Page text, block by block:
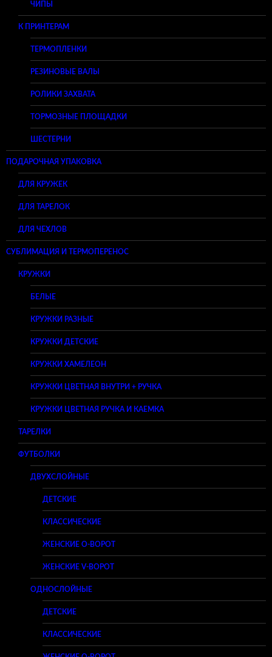
ЧИПЫ
К ПРИНТЕРАМ
ТЕРМОПЛЕНКИ
РЕЗИНОВЫЕ ВАЛЫ
РОЛИКИ ЗАХВАТА
ТОРМОЗНЫЕ ПЛОЩАДКИ
ШЕСТЕРНИ
ПОДАРОЧНАЯ УПАКОВКА
ДЛЯ КРУЖЕК
ДЛЯ ТАРЕЛОК
ДЛЯ ЧЕХЛОВ
СУБЛИМАЦИЯ И ТЕРМОПЕРЕНОС
КРУЖКИ
БЕЛЫЕ
КРУЖКИ РАЗНЫЕ
КРУЖКИ ДЕТСКИЕ
КРУЖКИ ХАМЕЛЕОН
КРУЖКИ ЦВЕТНАЯ ВНУТРИ + РУЧКА
КРУЖКИ ЦВЕТНАЯ РУЧКА И КАЕМКА
ТАРЕЛКИ
ФУТБОЛКИ
ДВУХСЛОЙНЫЕ
ДЕТСКИЕ
КЛАССИЧЕСКИЕ
ЖЕНСКИЕ O-ВОРОТ
ЖЕНСКИЕ V-ВОРОТ
ОДНОСЛОЙНЫЕ
ДЕТСКИЕ
КЛАССИЧЕСКИЕ